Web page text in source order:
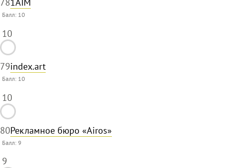
781AIM
Балл: 10
10
79index.art
Балл: 10
10
80Рекламное бюро «Airos»
Балл:9
9